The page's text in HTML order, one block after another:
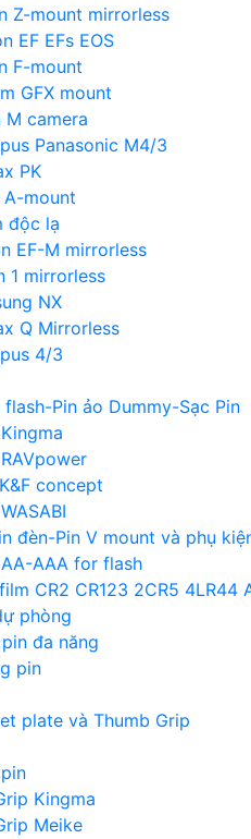
Z-mount mirrorless
EF EFs EOS
F-mount
GFX mount
camera
Panasonic M4/3
PK
mount
độc lạ
EF-M mirrorless
1 mirrorless
NX
Q Mirrorless
4/3
flash-Pin ảo Dummy-Sạc Pin
concept
đèn-Pin V mount và phụ
AAA for flash
CR2 CR123 2CR5 4LR44
phòng
đa năng
pin
plate và Thumb Grip
Kingma
Meike